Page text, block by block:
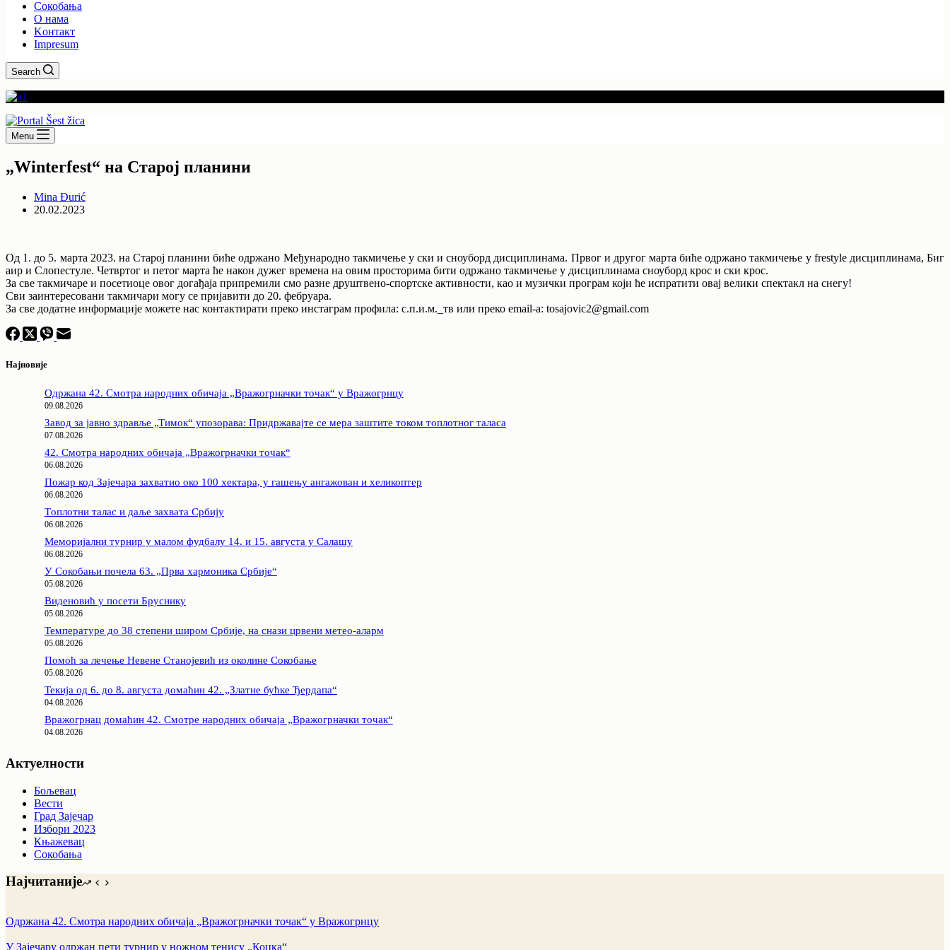
Сокобања
O нама
Kонтакт
Impresum
Search
Menu
„Winterfest“ на Старој планини
Mina Đurić
20.02.2023
Од 1. до 5. марта 2023. на Старој планини биће одржано Међународно такмичење у ски и сноуборд дисциплинама. Првог и другог марта биће одржано такмичење у frestyle дисциплинама, Биг
аир и Слопестyле. Четвртог и петог марта ће након дужег времена на овим просторима бити одржано такмичење у дисциплинама сноуборд крос и ски крос.
За све такмичаре и посетиоце овог догађаја припремили смо разне друштвено-спортске активности, као и музички програм који ће испратити овај велики спектакл на снегу!
Сви заинтересовани такмичари могу се пријавити до 20. фебруара.
За све додатне информације можете нас контактирати преко инстаграм профила: с.п.и.м._тв или преко email-а: tosajovic2@gmail.com
Најновије
Одржана 42. Смотра народних обичаја „Вражогрначки точак“ у Вражогрнцу
09.08.2026
Завод за јавно здравље „Тимок“ упозорава: Придржавајте се мера заштите током топлотног таласа
07.08.2026
42. Смотра народних обичаја „Вражогрначки точак“
06.08.2026
Пожар код Зајечара захватио око 100 хектара, у гашењу ангажован и хеликоптер
06.08.2026
Tоплотни талас и даље захвата Србију
06.08.2026
Меморијални турнир у малом фудбалу 14. и 15. августа у Салашу
06.08.2026
У Сокобањи почела 63. „Прва хармоника Србије“
05.08.2026
Виденовић у посети Бруснику
05.08.2026
Температуре до 38 степени широм Србије, на снази црвени метео-аларм
05.08.2026
Помоћ за лечење Невене Станојевић из околине Сокобање
05.08.2026
Текија од 6. до 8. августа домаћин 42. „Златне бућке Ђердапа“
04.08.2026
Вражогрнац домаћин 42. Смотре народних обичаја „Вражогрначки точак“
04.08.2026
Актуелности
Бољевац
Вести
Град Зајечар
Избори 2023
Књажевац
Сокобања
Најчитаније
Одржана 42. Смотра народних обичаја „Вражогрначки точак“ у Вражогрнцу
У Зајечару одржан пети турнир у ножном тенису „Коцка“